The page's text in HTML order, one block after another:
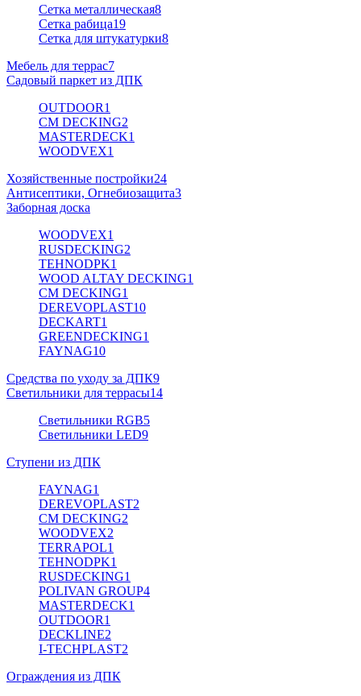
Сетка металлическая8
Сетка рабица19
Сетка для штукатурки8
Мебель для террас7
Садовый паркет из ДПК
OUTDOOR1
CM DECKING2
MASTERDECK1
WOODVEX1
Хозяйственные постройки24
Антисептики, Огнебиозащита3
Заборная доска
WOODVEX1
RUSDECKING2
TEHNODPK1
WOOD ALTAY DECKING1
CM DECKING1
DEREVOPLAST10
DECKART1
GREENDECKING1
FAYNAG10
Средства по уходу за ДПК9
Светильники для террасы14
Светильники RGB5
Светильники LED9
Ступени из ДПК
FAYNAG1
DEREVOPLAST2
CM DECKING2
WOODVEX2
TERRAPOL1
TEHNODPK1
RUSDECKING1
POLIVAN GROUP4
MASTERDECK1
OUTDOOR1
DECKLINE2
I-TECHPLAST2
Ограждения из ДПК